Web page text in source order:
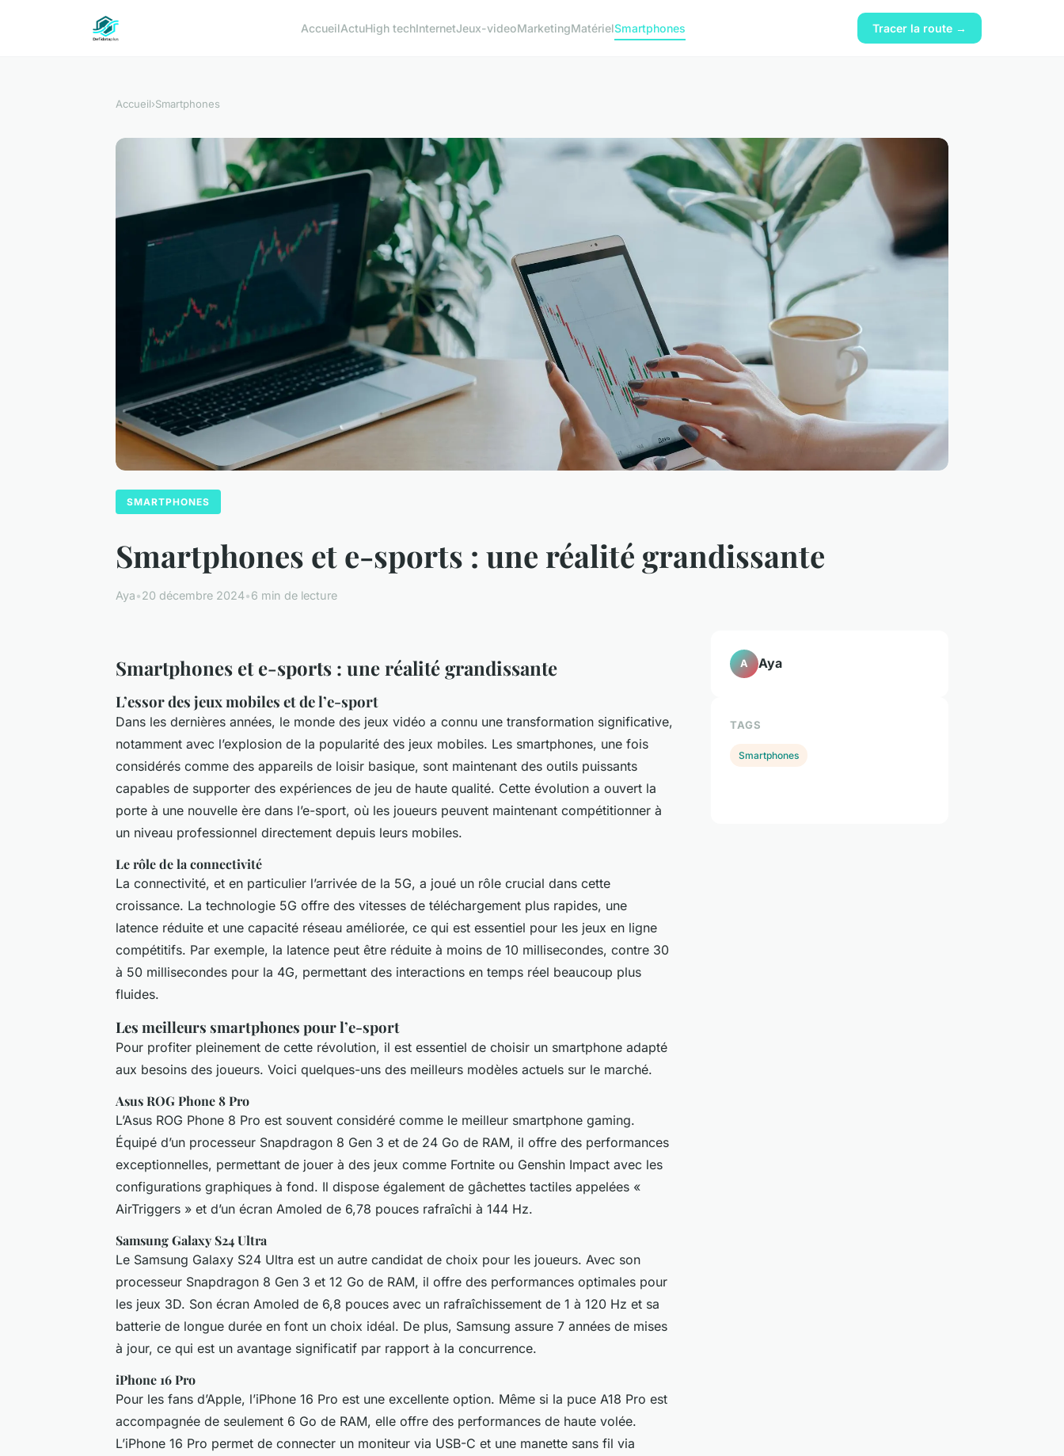
AccueilActuHigh techInternetJeux-videoMarketingMatérielSmartphones Tracer la route →
Accueil›Smartphones
SMARTPHONES
Smartphones et e-sports : une réalité grandissante
Aya•20 décembre 2024•6 min de lecture
Smartphones et e-sports : une réalité grandissante
L’essor des jeux mobiles et de l’e-sport
Dans les dernières années, le monde des jeux vidéo a connu une transformation significative,
notamment avec l’explosion de la popularité des jeux mobiles. Les smartphones, une fois
considérés comme des appareils de loisir basique, sont maintenant des outils puissants
capables de supporter des expériences de jeu de haute qualité. Cette évolution a ouvert la
porte à une nouvelle ère dans l’e-sport, où les joueurs peuvent maintenant compétitionner à
un niveau professionnel directement depuis leurs mobiles.
Le rôle de la connectivité
La connectivité, et en particulier l’arrivée de la 5G, a joué un rôle crucial dans cette
croissance. La technologie 5G offre des vitesses de téléchargement plus rapides, une
latence réduite et une capacité réseau améliorée, ce qui est essentiel pour les jeux en ligne
compétitifs. Par exemple, la latence peut être réduite à moins de 10 millisecondes, contre 30
à 50 millisecondes pour la 4G, permettant des interactions en temps réel beaucoup plus
fluides.
Les meilleurs smartphones pour l’e-sport
Pour profiter pleinement de cette révolution, il est essentiel de choisir un smartphone adapté
aux besoins des joueurs. Voici quelques-uns des meilleurs modèles actuels sur le marché.
Asus ROG Phone 8 Pro
L’Asus ROG Phone 8 Pro est souvent considéré comme le meilleur smartphone gaming.
Équipé d’un processeur Snapdragon 8 Gen 3 et de 24 Go de RAM, il offre des performances
exceptionnelles, permettant de jouer à des jeux comme Fortnite ou Genshin Impact avec les
configurations graphiques à fond. Il dispose également de gâchettes tactiles appelées «
AirTriggers » et d’un écran Amoled de 6,78 pouces rafraîchi à 144 Hz.
Samsung Galaxy S24 Ultra
Le Samsung Galaxy S24 Ultra est un autre candidat de choix pour les joueurs. Avec son
processeur Snapdragon 8 Gen 3 et 12 Go de RAM, il offre des performances optimales pour
les jeux 3D. Son écran Amoled de 6,8 pouces avec un rafraîchissement de 1 à 120 Hz et sa
batterie de longue durée en font un choix idéal. De plus, Samsung assure 7 années de mises
à jour, ce qui est un avantage significatif par rapport à la concurrence.
iPhone 16 Pro
Pour les fans d’Apple, l’iPhone 16 Pro est une excellente option. Même si la puce A18 Pro est
accompagnée de seulement 6 Go de RAM, elle offre des performances de haute volée.
L’iPhone 16 Pro permet de connecter un moniteur via USB-C et une manette sans fil via
A Aya
TAGS
Smartphones